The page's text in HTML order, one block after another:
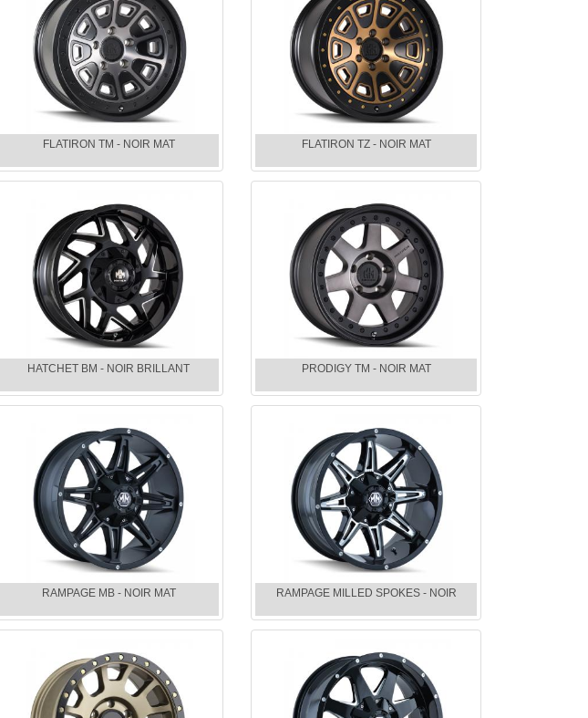
FLATIRON TM - NOIR MAT FLATIRON TZ - NOIR MAT
HATCHET BM - NOIR BRILLANT PRODIGY TM - NOIR MAT
RAMPAGE MB - NOIR MAT RAMPAGE MILLED SPOKES - NOIR